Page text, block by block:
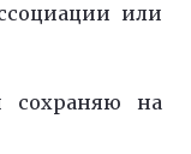
или
сохраняю на